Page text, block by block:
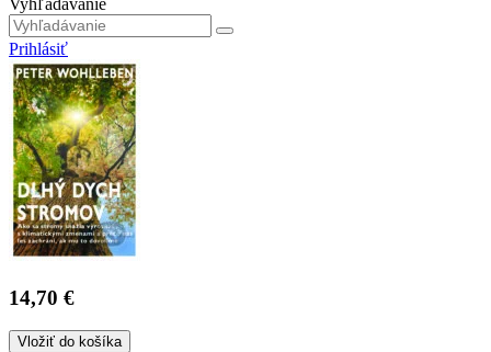
Vyhľadávanie
Prihlásiť
14,70 €
Vložiť do košíka